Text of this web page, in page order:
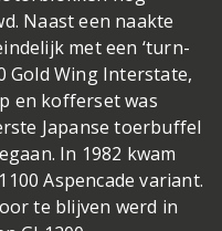
Naast een naakte
met een ‘turn-
Gold Wing Interstate,
en kofferset was
Japanse toerbuffel
In 1982 kwam
Aspencade variant.
te blijven werd in